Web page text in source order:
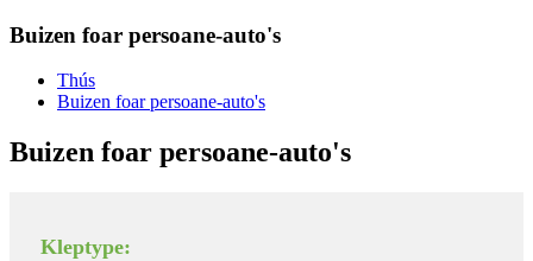
Buizen foar persoane-auto's
Thús
Buizen foar persoane-auto's
Buizen foar persoane-auto's
Kleptype: